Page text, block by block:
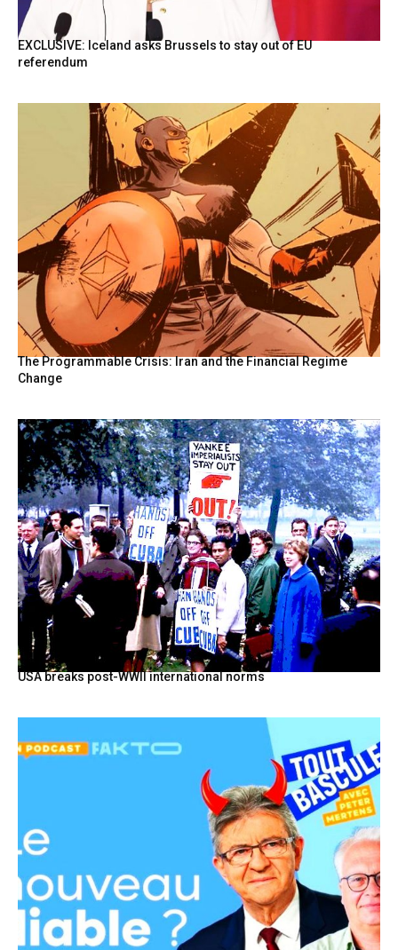
EXCLUSIVE: Iceland asks Brussels to stay out of EU
referendum
The Programmable Crisis: Iran and the Financial Regime
Change
USA breaks post-WWII international norms